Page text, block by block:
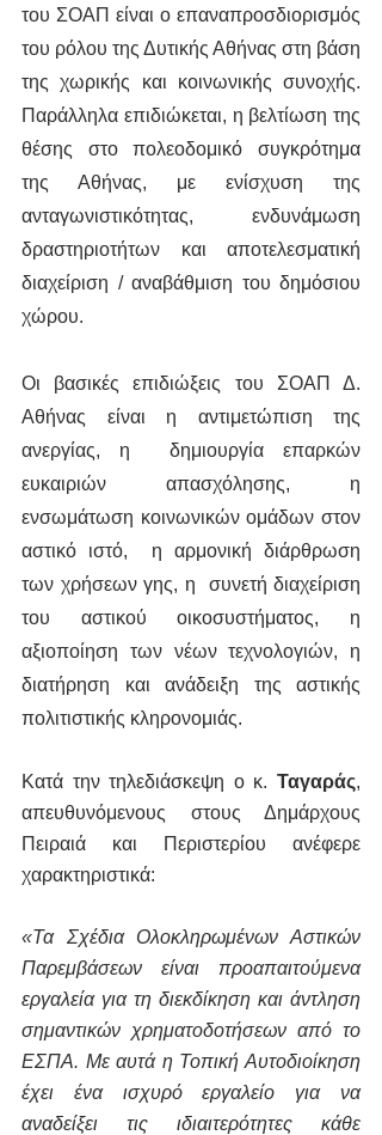
του ΣΟΑΠ είναι ο επαναπροσδιορισμός
του ρόλου της Δυτικής Αθήνας στη βάση
της χωρικής και κοινωνικής συνοχής.
Παράλληλα επιδιώκεται, η βελτίωση της
θέσης στο πολεοδομικό συγκρότημα
της Αθήνας, με ενίσχυση της
ανταγωνιστικότητας, ενδυνάμωση
δραστηριοτήτων και αποτελεσματική
διαχείριση / αναβάθμιση του δημόσιου
χώρου.
Οι βασικές επιδιώξεις του ΣΟΑΠ Δ.
Αθήνας είναι η αντιμετώπιση της
ανεργίας, η  δημιουργία επαρκών
ευκαιριών απασχόλησης, η
ενσωμάτωση κοινωνικών ομάδων στον
αστικό ιστό,  η αρμονική διάρθρωση
των χρήσεων γης, η  συνετή διαχείριση
του αστικού οικοσυστήματος, η
αξιοποίηση των νέων τεχνολογιών, η
διατήρηση και ανάδειξη της αστικής
πολιτιστικής κληρονομιάς.
Κατά την τηλεδιάσκεψη ο κ. Ταγαράς,
απευθυνόμενους στους Δημάρχους
Πειραιά και Περιστερίου ανέφερε
χαρακτηριστικά:
«Τα Σχέδια Ολοκληρωμένων Αστικών
Παρεμβάσεων είναι προαπαιτούμενα
εργαλεία για τη διεκδίκηση και άντληση
σημαντικών χρηματοδοτήσεων από το
ΕΣΠΑ. Με αυτά η Τοπική Αυτοδιοίκηση
έχει ένα ισχυρό εργαλείο για να
αναδείξει τις ιδιαιτερότητες κάθε